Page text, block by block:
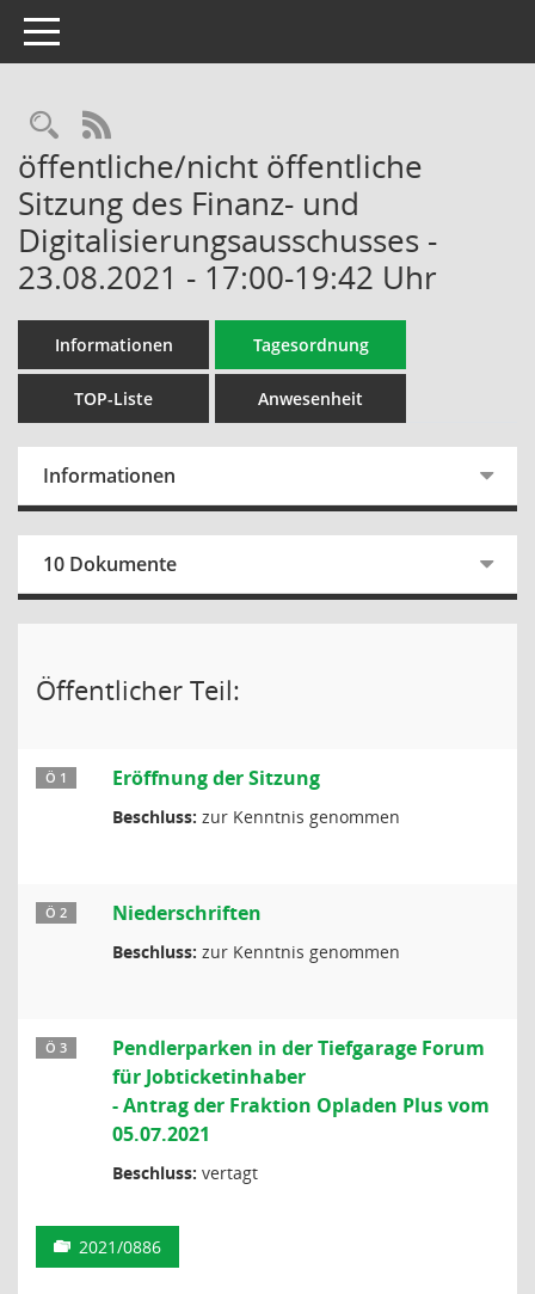
Toggle navigation
Rechercheauswahl
RSS-Feed
öffentliche/nicht öffentliche
Sitzung des Finanz- und
Digitalisierungsausschusses -
23.08.2021 - 17:00-19:42 Uhr
Informationen Tagesordnung
TOP-Liste Anwesenheit
Informationen
10 Dokumente
Öffentlicher Teil:
Ö 1 Eröffnung der Sitzung
Beschluss: zur Kenntnis genommen
Ö 2 Niederschriften
Beschluss: zur Kenntnis genommen
Ö 3
Pendlerparken in der Tiefgarage Forum
für Jobticketinhaber
- Antrag der Fraktion Opladen Plus vom
05.07.2021
Beschluss: vertagt
2021/0886